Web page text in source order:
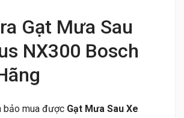
Gạt Mưa Sau
NX300 Bosch
bảo mua được Gạt Mưa Sau Xe